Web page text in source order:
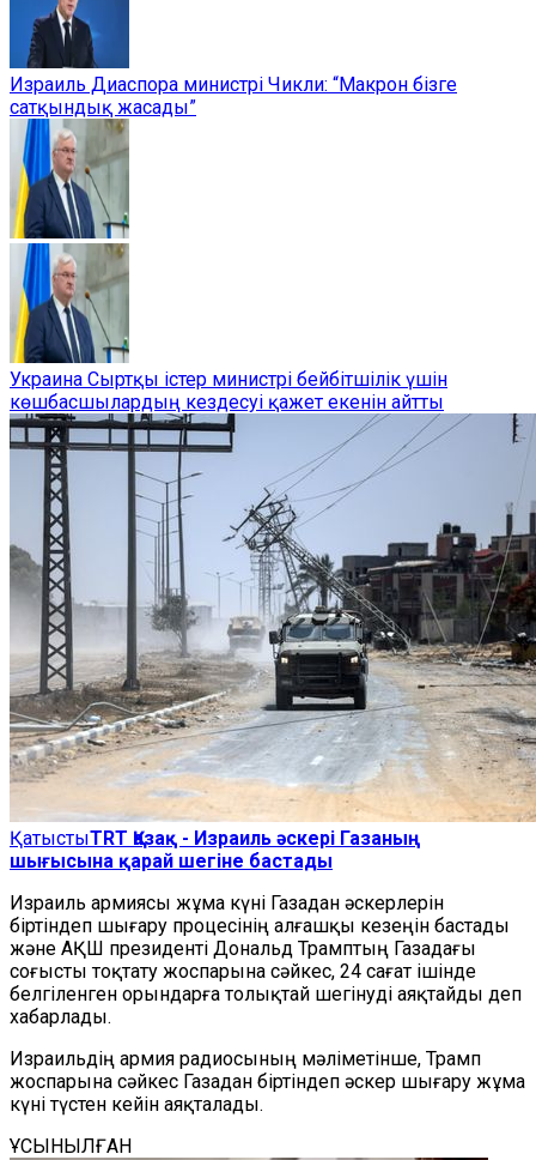
Израиль Диаспора министрі Чикли: “Макрон бізге
сатқындық жасады”
Украина Сыртқы істер министрі бейбітшілік үшін
көшбасшылардың кездесуі қажет екенін айтты
ҚатыстыTRT Қазақ - Израиль әскері Газаның
шығысына қарай шегіне бастады
Израиль армиясы жұма күні Газадан әскерлерін
біртіндеп шығару процесінің алғашқы кезеңін бастады
және АҚШ президенті Дональд Трамптың Газадағы
соғысты тоқтату жоспарына сәйкес, 24 сағат ішінде
белгіленген орындарға толықтай шегінуді аяқтайды деп
хабарлады.
Израильдің армия радиосының мәліметінше, Трамп
жоспарына сәйкес Газадан біртіндеп әскер шығару жұма
күні түстен кейін аяқталады.​​​​​​​
ҰСЫНЫЛҒАН